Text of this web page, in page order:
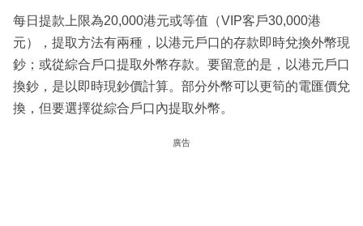
每日提款上限為20,000港元或等值（VIP客戶30,000港
元），提取方法有兩種，以港元戶口的存款即時兌換外幣現
鈔；或從綜合戶口提取外幣存款。要留意的是，以港元戶口
換鈔，是以即時現鈔價計算。部分外幣可以更筍的電匯價兌
換，但要選擇從綜合戶口內提取外幣。
廣告